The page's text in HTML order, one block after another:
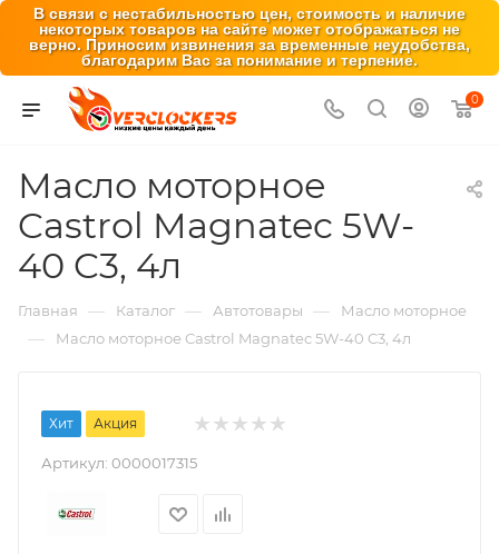
В связи с нестабильностью цен, стоимость и наличие
некоторых товаров на сайте может отображаться не
верно. Приносим извинения за временные неудобства,
благодарим Вас за понимание и терпение.
0
Масло моторное
Castrol Magnatec 5W-
40 C3, 4л
Главная — Каталог — Автотовары — Масло моторное
— Масло моторное Castrol Magnatec 5W-40 C3, 4л
Хит Акция
Артикул: 0000017315